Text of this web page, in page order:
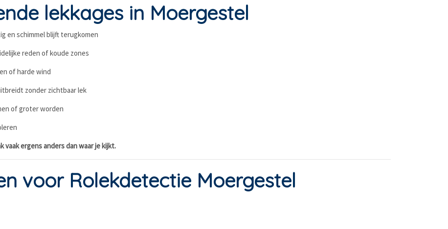
lekkages in Moergestel
en schimmel blijft terugkomen
reden of koude zones
of harde wind
zonder zichtbaar lek
of groter worden
vaak ergens anders dan waar je kijkt.
voor Rolekdetectie Moergestel